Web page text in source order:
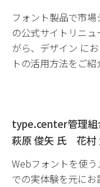
フォント製品で市
の公式サイトリニ
がら、デザイン に
トの活用方法をご紹
type.center管理組
萩原 俊矢 氏 花村
Webフォントを使
での実体験を元にお